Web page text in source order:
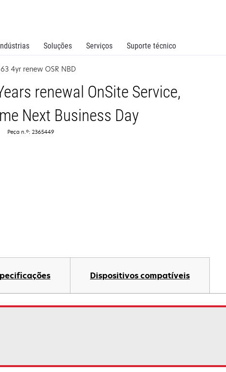
Soluções Serviços Suporte técnico
4yr renew OSR NBD
renewal OnSite Service,
Next Business Day
Peça n.º: 2365449
Dispositivos compatíveis